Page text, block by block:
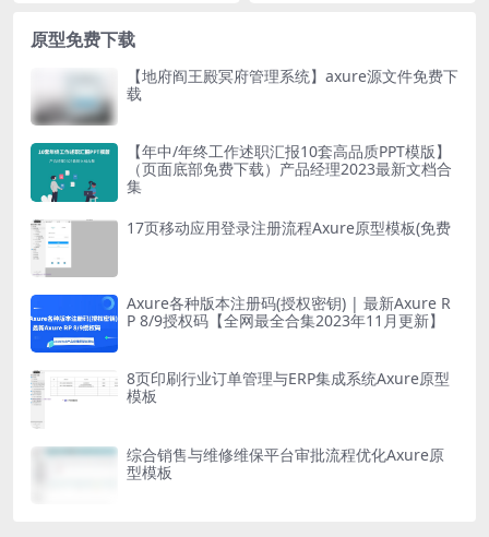
原型免费下载
【地府阎王殿冥府管理系统】axure源文件免费下
载
【年中/年终工作述职汇报10套高品质PPT模版】
（页面底部免费下载）产品经理2023最新文档合
集
17页移动应用登录注册流程Axure原型模板(免费
Axure各种版本注册码(授权密钥) | 最新Axure R
P 8/9授权码【全网最全合集2023年11月更新】
8页印刷行业订单管理与ERP集成系统Axure原型
模板
综合销售与维修维保平台审批流程优化Axure原
型模板